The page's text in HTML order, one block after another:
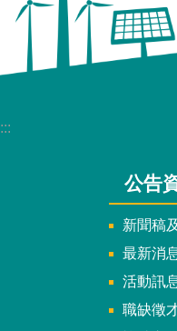
:::
公告
新聞稿及採
最新消
活動訊
職缺徵